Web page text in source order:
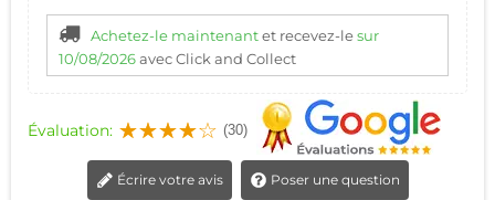
Achetez-le maintenantet recevez-lesur
10/08/2026avec Click and Collect
Évaluation: (30)
Écrire votre avis Poser une question